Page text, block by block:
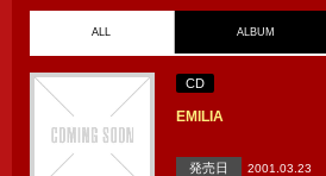
ALL ALBUM
CD
EMILIA
発売日 2001.03.23